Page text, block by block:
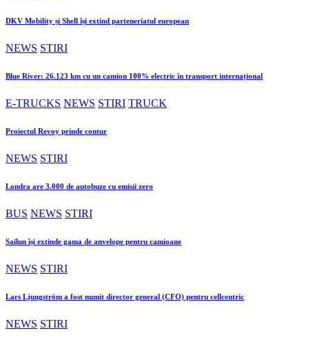
DKV Mobility și Shell își extind parteneriatul european
NEWS STIRI
Blue River: 26.123 km cu un camion 100% electric în transport internațional
E-TRUCKS NEWS STIRI TRUCK
Proiectul Revoy prinde contur
NEWS STIRI
Londra are 3.000 de autobuze cu emisii zero
BUS NEWS STIRI
Sailun își extinde gama de anvelope pentru camioane
NEWS STIRI
Lars Ljungström a fost numit director general (CFO) pentru cellcentric
NEWS STIRI